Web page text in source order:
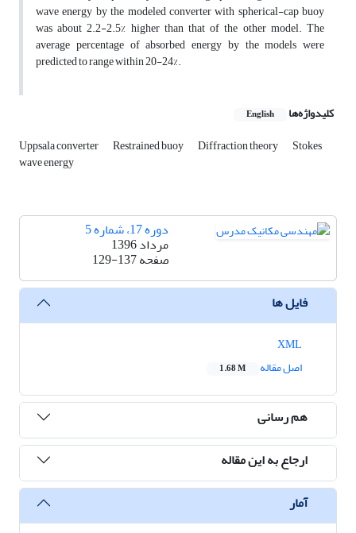
wave energy by the modeled converter with spherical-cap buoy
was about 2.2-2.5% higher than that of the other model. The
average percentage of absorbed energy by the models were
predicted to range within 20-24%.
کلیدواژه‌ها English
Uppsala converter Restrained buoy Diffraction theory Stokes
wave energy
دوره 17، شماره 5
مرداد 1396
صفحه129-137
فایل ها
اصل مقاله
1.68 M
هم رسانی
ارجاع به این مقاله
آمار